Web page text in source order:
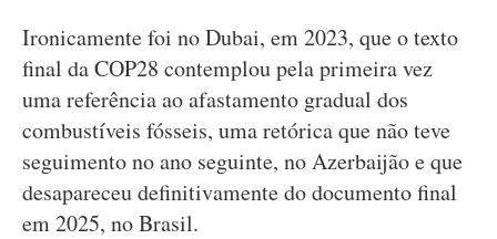
Ironicamente foi no Dubai, em 2023, que o texto
final da COP28 contemplou pela primeira vez
uma referência ao afastamento gradual dos
combustíveis fósseis, uma retórica que não teve
seguimento no ano seguinte, no Azerbaijão e que
desapareceu definitivamente do documento final
em 2025, no Brasil.